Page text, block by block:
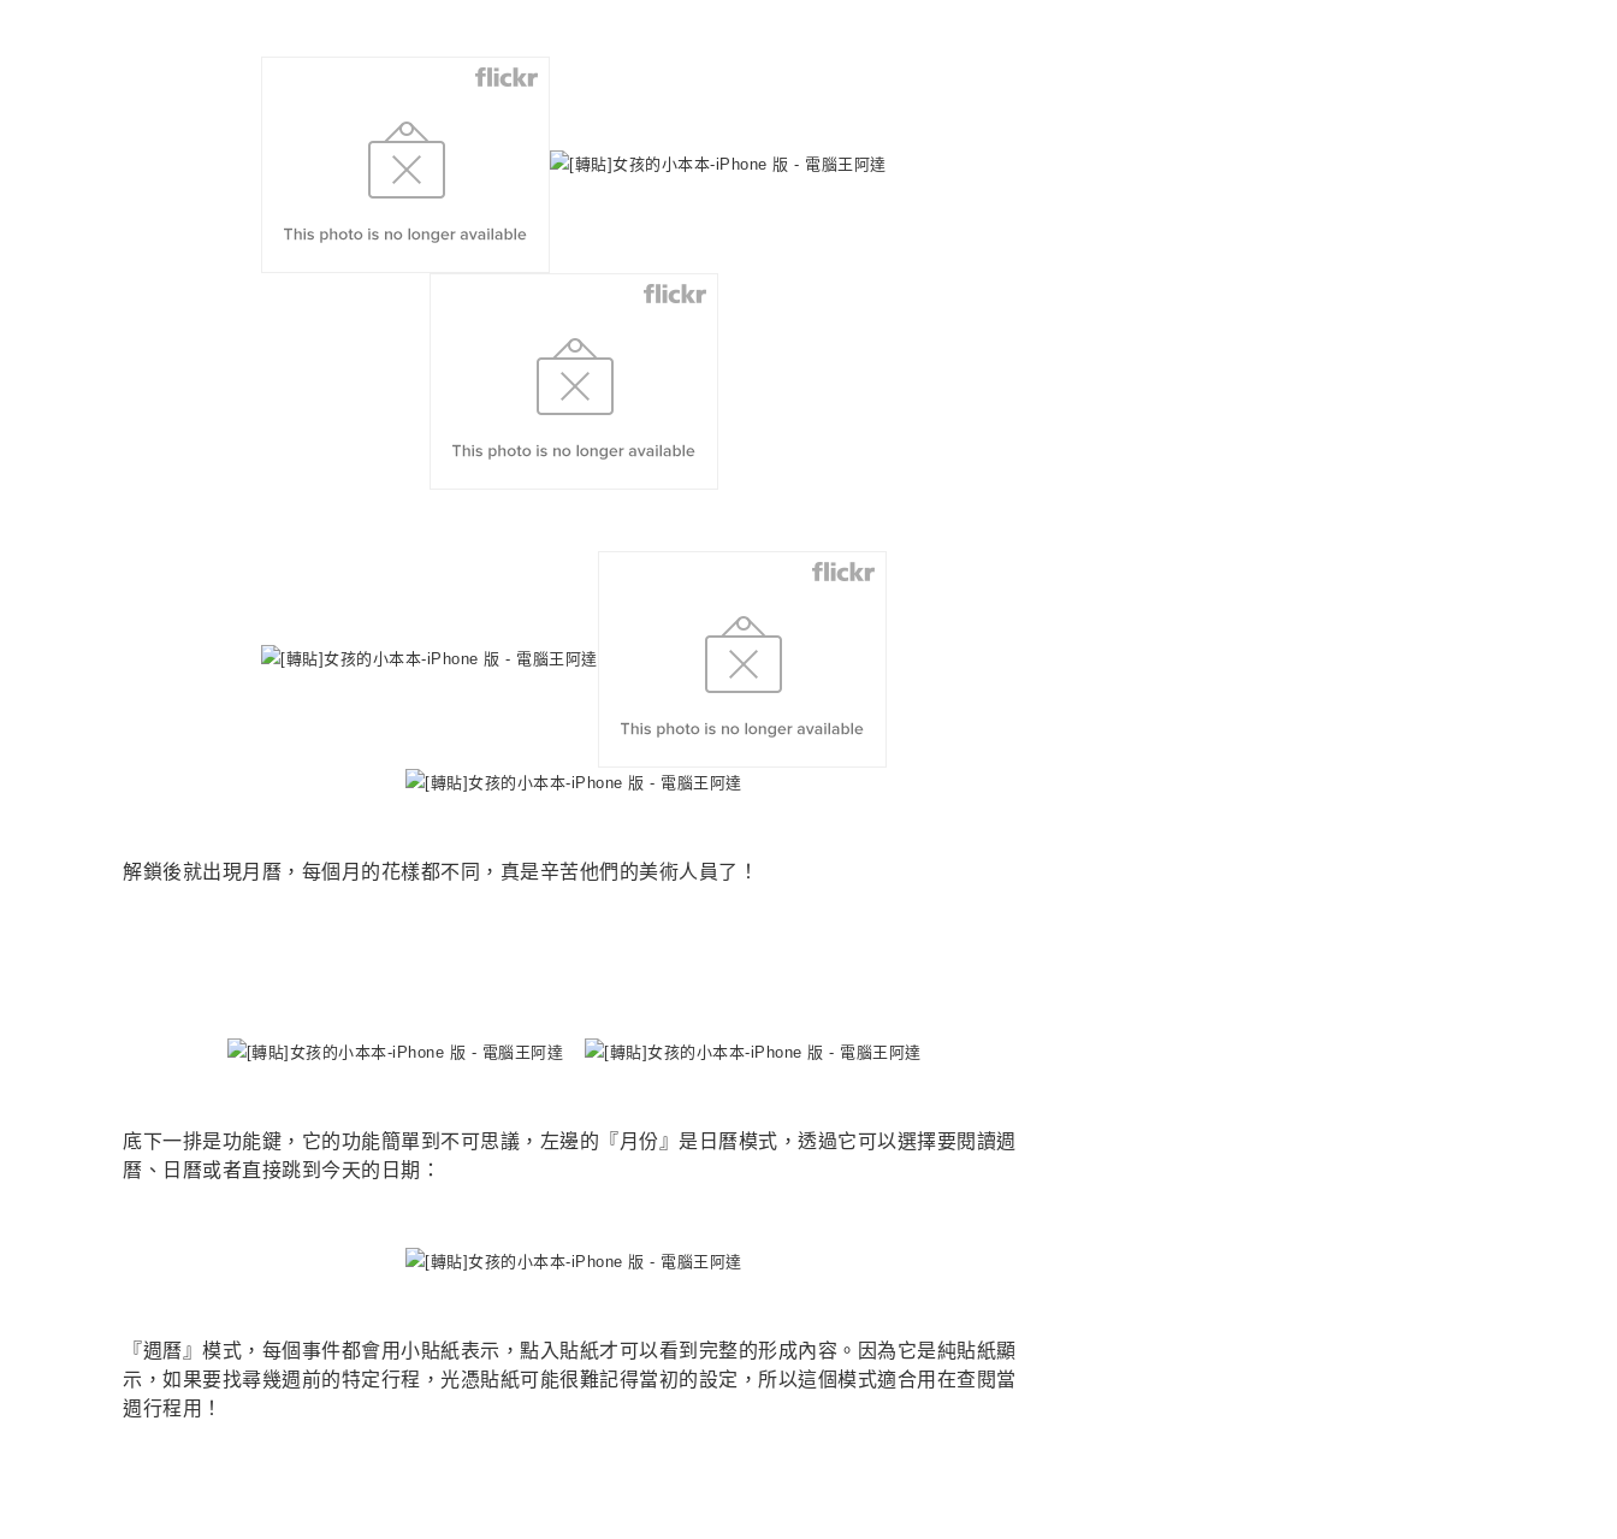
解鎖後就出現月曆，每個月的花樣都不同，真是辛苦他們的美術人員了！
底下一排是功能鍵，它的功能簡單到不可思議，左邊的『月份』是日曆模式，透過它可以選擇要閱讀週
曆、日曆或者直接跳到今天的日期：
『週曆』模式，每個事件都會用小貼紙表示，點入貼紙才可以看到完整的形成內容。因為它是純貼紙顯
示，如果要找尋幾週前的特定行程，光憑貼紙可能很難記得當初的設定，所以這個模式適合用在查閱當
週行程用！